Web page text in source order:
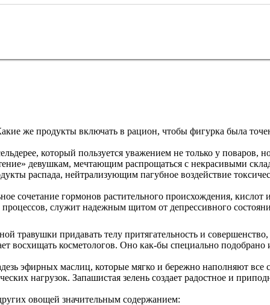
же продукты включать в рацион, чтобы фигурка была
который пользуется уважением не только у поваров,
девушкам, мечтающим распрощаться с некрасивыми
распада, нейтрализующим пагубное воздействие
сочетание гормонов растительного происхождения,
служит надежным щитом от депрессивного
травушки придавать телу притягательность и
восхищать косметологов. Оно как-бы специально
эфирных маслиц, которые мягко и бережно наполняют
нагрузок. Запашистая зелень создает радостное и
овощей значительным содержанием: